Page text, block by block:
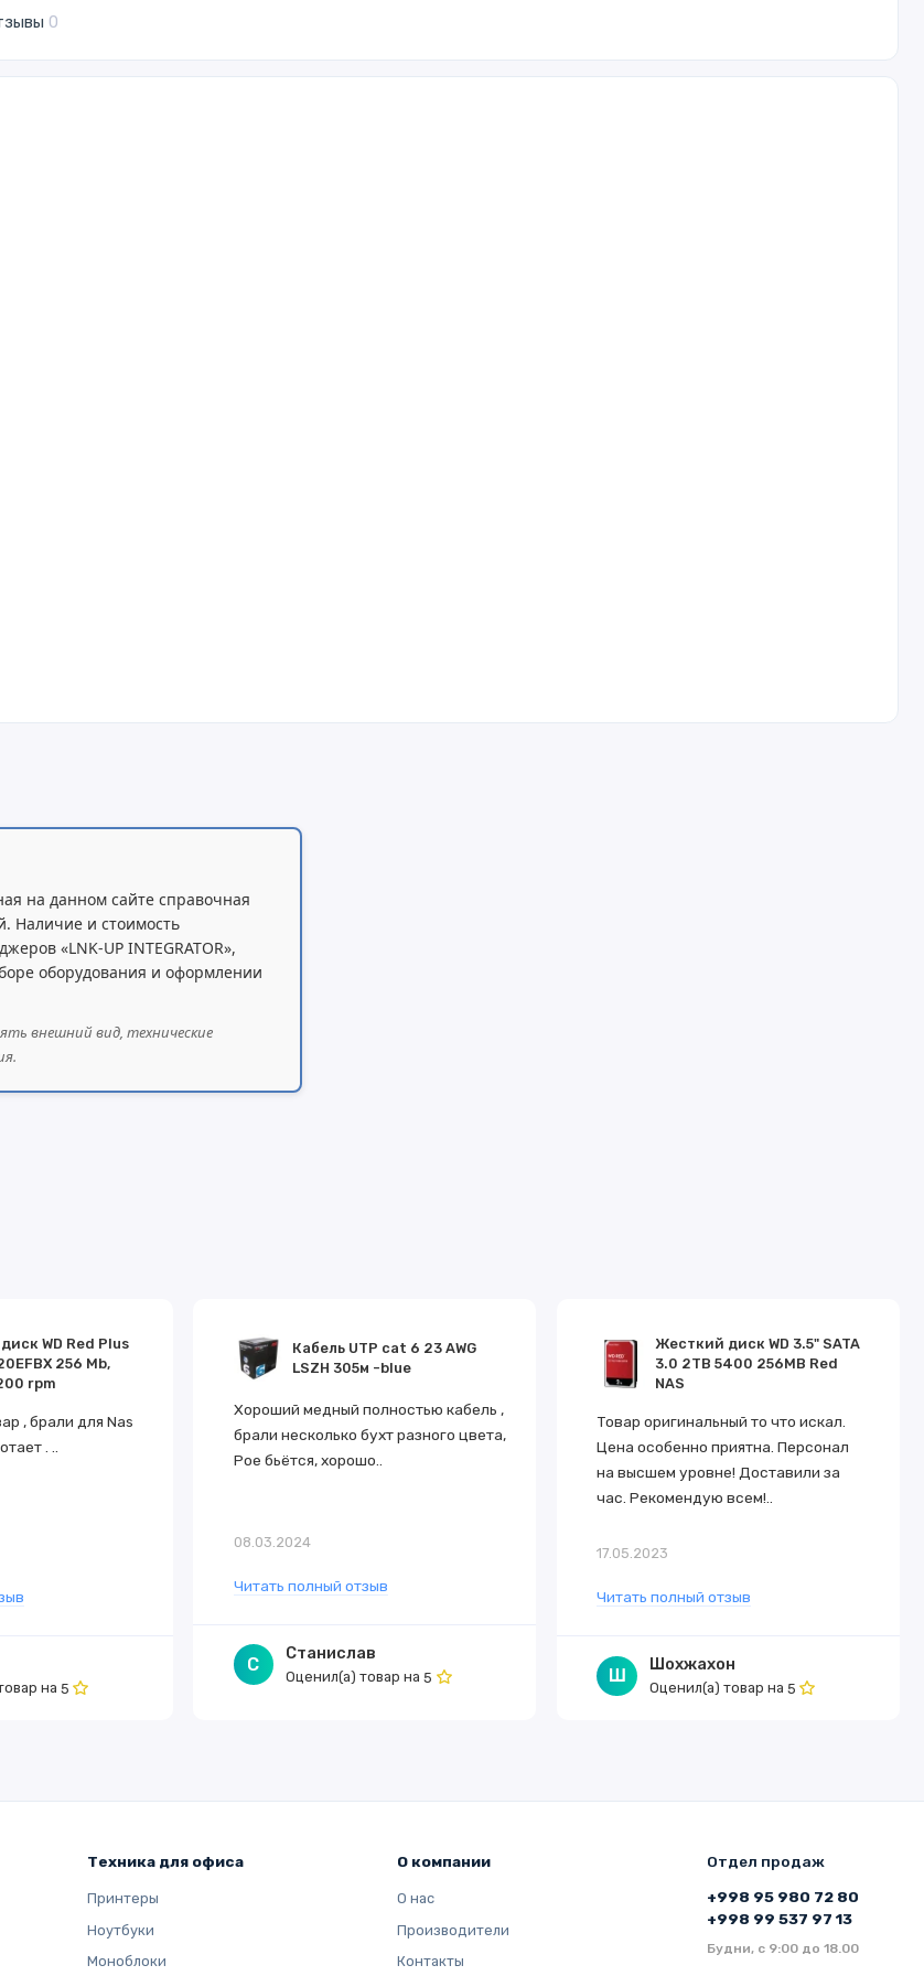
0
на данном сайте справочная
Наличие и стоимость
«LNK-UP INTEGRATOR»,
оборудования и оформлении
внешний вид, технические
WD Red Plus
256 Mb,
rpm
, брали для Nas
. ..
на 5
Кабель UTP cat 6 23 AWG
LSZH 305м -blue
Хороший медный полностью кабель ,
брали несколько бухт разного цвета,
Poe бьётся, хорошо..
08.03.2024
Читать полный отзыв
С
Станислав
Оценил(а) товар на5
Жесткий диск WD 3.5" SATA
3.0 2TB 5400 256MB Red
NAS
Товар оригинальный то что искал.
Цена особенно приятна. Персонал
на высшем уровне! Доставили за
час. Рекомендую всем!..
17.05.2023
Читать полный отзыв
Ш
Шохжахон
Оценил(а) товар на 5
Техника для офиса
Принтеры
Ноутбуки
Моноблоки
О компании
О нас
Производители
Контакты
Отдел продаж
+998 95 980 72 80
+998 99 537 97 13
Будни, с 9:00 до 18.00